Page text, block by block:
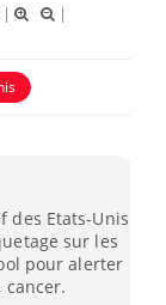
|
|
des Etats-Unis
sur les
pour alerter